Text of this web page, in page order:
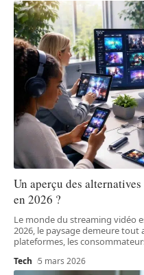
Un aperçu des
en 2026 ?
Le monde du streaming vidéo
2026, le paysage demeure tout
plateformes, les
Tech 5 mars 2026